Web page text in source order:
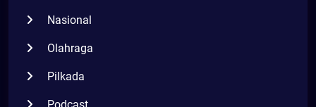
Nasional
Olahraga
Pilkada